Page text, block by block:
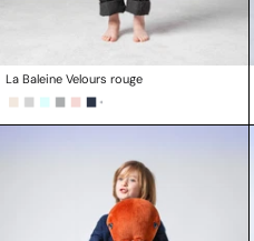
La Baleine Velours rouge